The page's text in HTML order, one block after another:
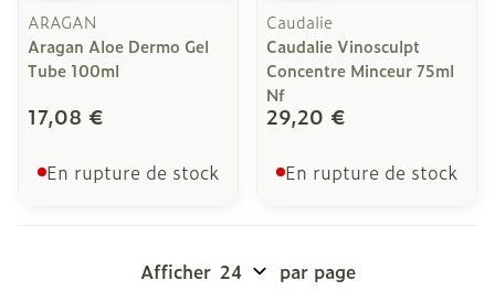
ARAGAN
Aragan Aloe Dermo Gel
Tube 100ml
17,08 €
En rupture de stock
Caudalie
Caudalie Vinosculpt
Concentre Minceur 75ml
Nf
29,20 €
En rupture de stock
Afficher par page